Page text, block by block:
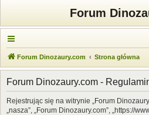
Forum
Forum Dinozaury.com Strona główna
Forum Dinozaury.com -
Rejestrując się na witrynie „Forum
„nasza”, „Forum Dinozaury.com”, „https://